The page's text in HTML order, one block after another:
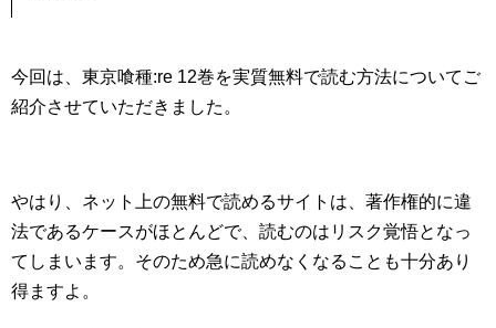
今回は、東京喰種:re 12巻を実質無料で読む方法についてご
紹介させていただきました。
やはり、ネット上の無料で読めるサイトは、著作権的に違
法であるケースがほとんどで、読むのはリスク覚悟となっ
てしまいます。そのため急に読めなくなることも十分あり
得ますよ。